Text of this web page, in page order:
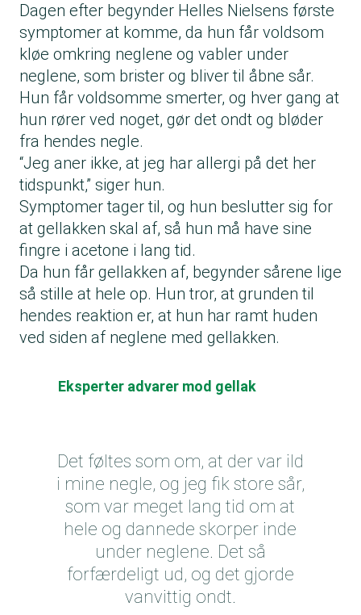
Dagen efter begynder Helles Nielsens første
symptomer at komme, da hun får voldsom
kløe omkring neglene og vabler under
neglene, som brister og bliver til åbne sår.
Hun får voldsomme smerter, og hver gang at
hun rører ved noget, gør det ondt og bløder
fra hendes negle.
“Jeg aner ikke, at jeg har allergi på det her
tidspunkt,” siger hun.
Symptomer tager til, og hun beslutter sig for
at gellakken skal af, så hun må have sine
fingre i acetone i lang tid.
Da hun får gellakken af, begynder sårene lige
så stille at hele op. Hun tror, at grunden til
hendes reaktion er, at hun har ramt huden
ved siden af neglene med gellakken.
Eksperter advarer mod gellak
Det føltes som om, at der var ild
i mine negle, og jeg fik store sår,
som var meget lang tid om at
hele og dannede skorper inde
under neglene. Det så
forfærdeligt ud, og det gjorde
vanvittig ondt.